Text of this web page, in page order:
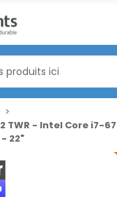
TWR - Intel Core i7-
- 22"